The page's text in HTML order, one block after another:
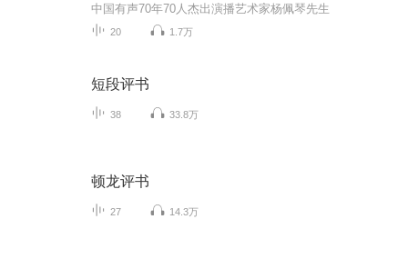
中国有声70年70人杰出演播艺术家杨佩琴先生
20 1.7万
短段评书
38 33.8万
顿龙评书
27 14.3万